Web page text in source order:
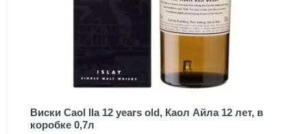
Виски Caol Ila 12 years old, Каол Айла 12 лет, в
коробке 0,7л